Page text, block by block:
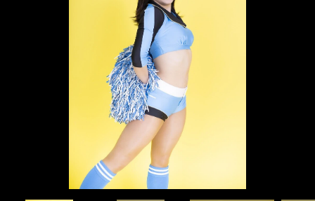
インタビュー記事＞＞
photo by Tatematsu Naozumi